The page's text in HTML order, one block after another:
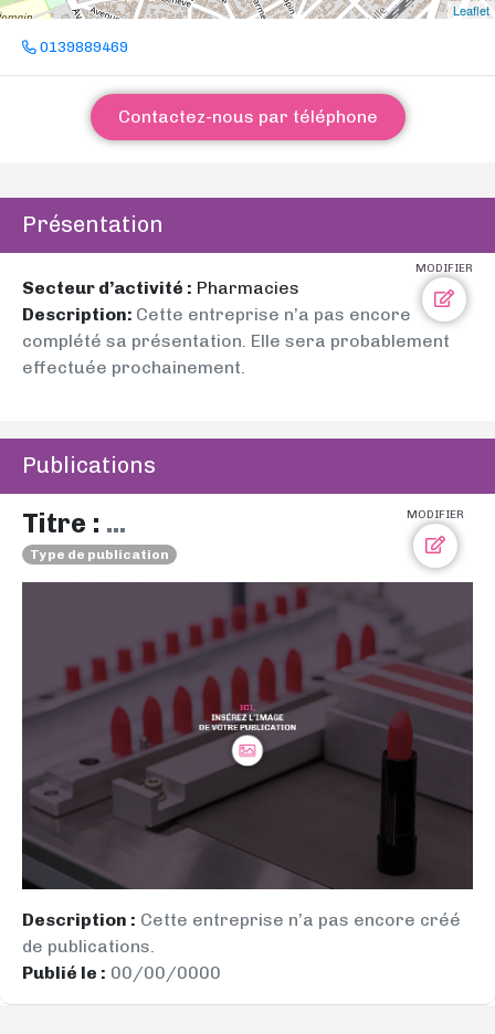
Leaflet
0139889469
Contactez-nous par téléphone
Présentation
MODIFIER
Secteur d’activité : Pharmacies
Description: Cette entreprise n’a pas encore
complété sa présentation. Elle sera probablement
effectuée prochainement.
Publications
MODIFIER
Titre : ...
Type de publication
Description : Cette entreprise n’a pas encore créé
de publications.
Publié le : 00/00/0000